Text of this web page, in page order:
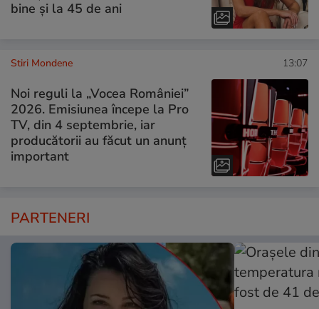
bine și la 45 de ani
Stiri Mondene 13:07
Noi reguli la „Vocea României”
2026. Emisiunea începe la Pro
TV, din 4 septembrie, iar
producătorii au făcut un anunț
important
PARTENERI